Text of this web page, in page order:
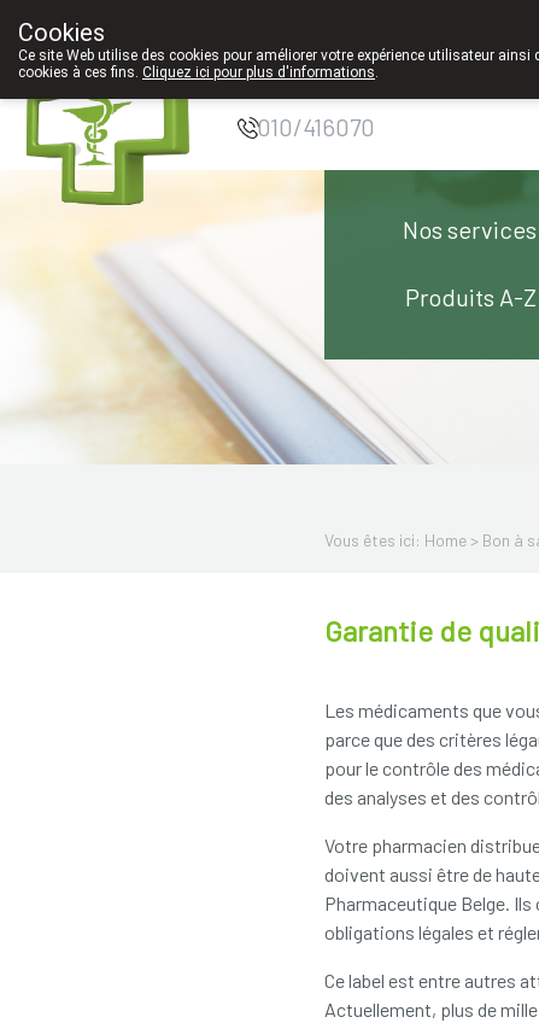
Pharmacie Coeur
de Ville
010/416070
Nos services
Produits A-Z
Vous êtes ici: Home > Bon à
Garantie de
Les médicaments que
parce que des critères
pour le contrôle des
des analyses et des
Votre pharmacien
doivent aussi être de
Pharmaceutique Belge.
obligations légales et
Ce label est entre autres
Actuellement, plus de
Cookies
Ce site Web utilise des cookies pour améliorer votre expérience utilisateur
cookies à ces fins. Cliquez ici pour plus d'informations.